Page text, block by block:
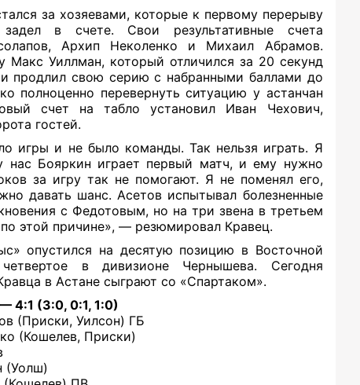
за хозяевами, которые к первому перерыву
в счете. Свои результативные счета
Архип Неколенко и Михаил Абрамов.
Макс Уиллман, который отличился за 20 секунд
продлил свою серию с набранными баллами до
полноценно перевернуть ситуацию у астанчан
счет на табло установил Иван Чехович,
гостей.
игры и не было команды. Так нельзя играть. Я
нас Бояркин играет первый матч, и ему нужно
за игру так не помогают. Я не поменял его,
давать шанс. Асетов испытывал болезненные
с Федотовым, но на три звена в третьем
этой причине», — резюмировал Кравец.
опустился на десятую позицию в Восточной
в дивизионе Чернышева. Сегодня
в Астане сыграют со «Спартаком».
4:1 (3:0, 0:1, 1:0)
(Приски, Уилсон) ГБ
(Кошелев, Приски)
(Уолш)